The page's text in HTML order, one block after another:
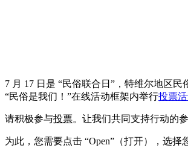
7 月 17 日是 “民俗联合日”，特维尔地区民
“民俗是我们！”在线活动框架内举行投票
请积极参与投票。让我们共同支持行动的参
为此，您需要点击 “Open”（打开），选择